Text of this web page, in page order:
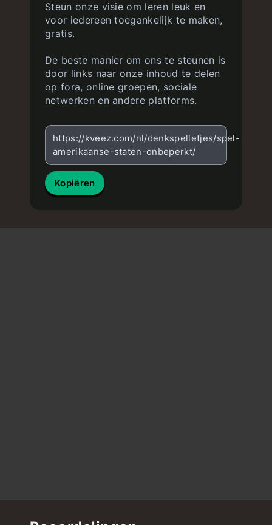
Steun onze visie om leren leuk en
voor iedereen toegankelijk te maken,
gratis.
De beste manier om ons te steunen is
door links naar onze inhoud te delen
op fora, online groepen, sociale
netwerken en andere platforms.
https://kveez.com/nl/denkspelletjes/spel-
amerikaanse-staten-onbeperkt/
Kopiëren